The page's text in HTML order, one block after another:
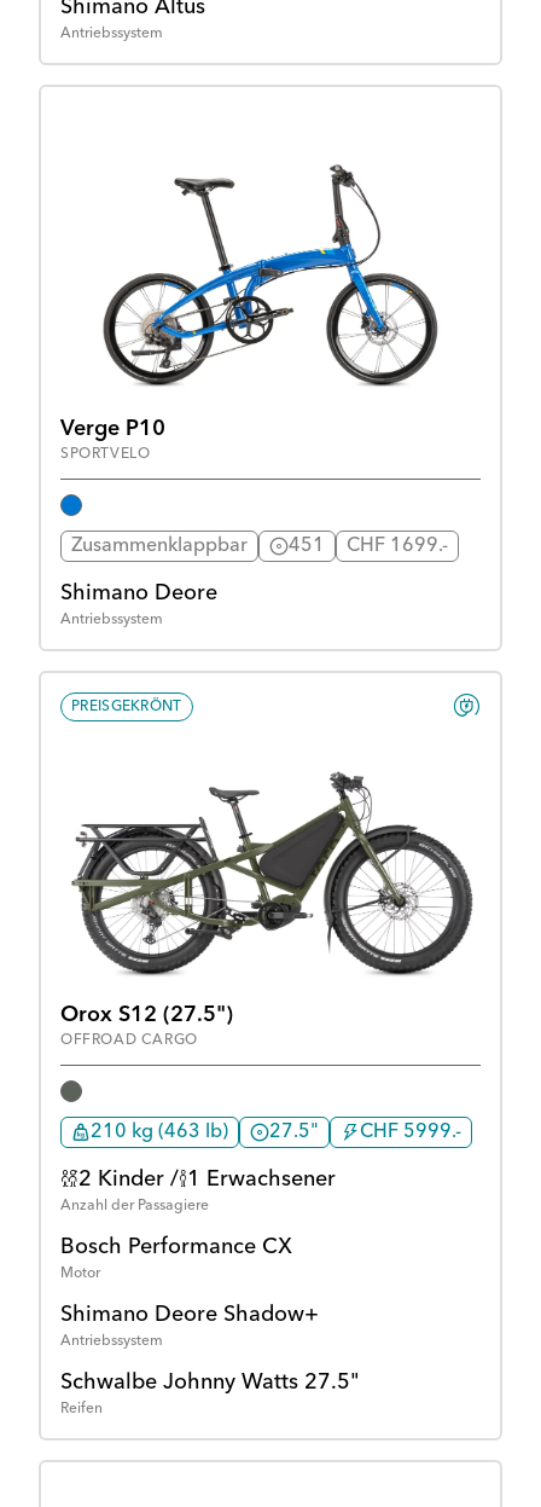
Shimano Altus
Antriebssystem
Verge P10
SPORTVELO
Zusammenklappbar 451 CHF 1699.-
Shimano Deore
Antriebssystem
PREISGEKRÖNT
Orox S12 (27.5")
OFFROAD CARGO
210 kg (463 lb) 27.5" CHF 5999.-
2 Kinder / 1 Erwachsener
Anzahl der Passagiere
Bosch Performance CX
Motor
Shimano Deore Shadow+
Antriebssystem
Schwalbe Johnny Watts 27.5"
Reifen